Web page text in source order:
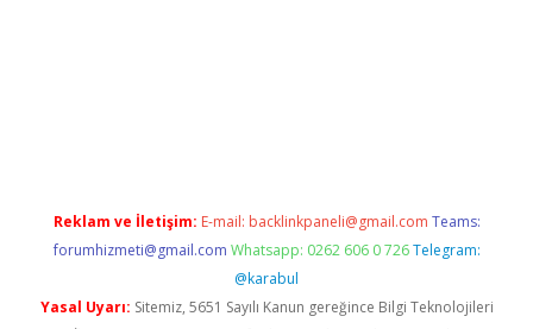
Reklam ve İletişim: E-mail: backlinkpaneli@gmail.com Teams:
forumhizmeti@gmail.com Whatsapp: 0262 606 0 726 Telegram:
@karabul
Yasal Uyarı: Sitemiz, 5651 Sayılı Kanun gereğince Bilgi Teknolojileri